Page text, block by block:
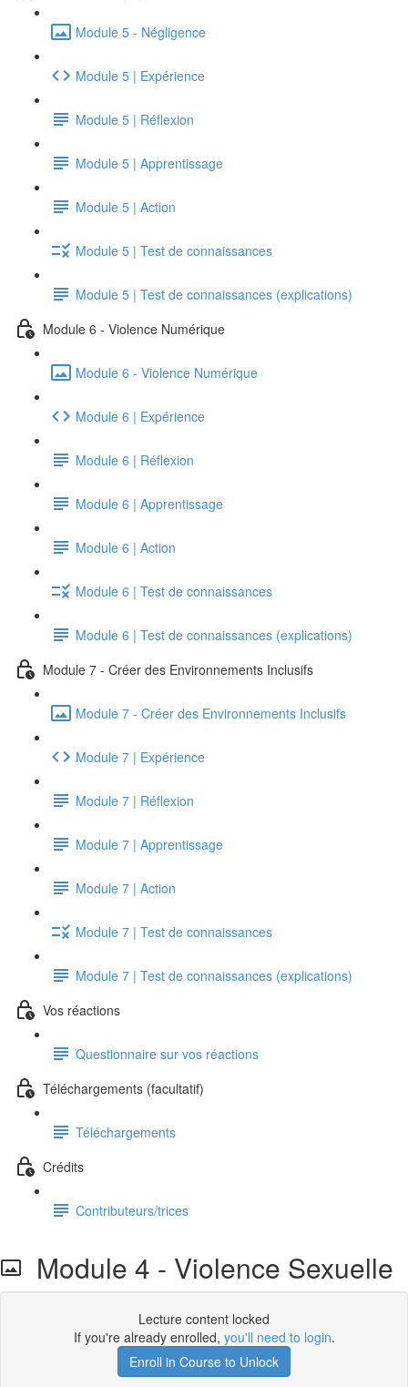
Module 5 - Négligence
Module 5 | Expérience
Module 5 | Réflexion
Module 5 | Apprentissage
Module 5 | Action
Module 5 | Test de connaissances
Module 5 | Test de connaissances (explications)
Module 6 - Violence Numérique
Module 6 - Violence Numérique
Module 6 | Expérience
Module 6 | Réflexion
Module 6 | Apprentissage
Module 6 | Action
Module 6 | Test de connaissances
Module 6 | Test de connaissances (explications)
Module 7 - Créer des Environnements Inclusifs
Module 7 - Créer des Environnements Inclusifs
Module 7 | Expérience
Module 7 | Réflexion
Module 7 | Apprentissage
Module 7 | Action
Module 7 | Test de connaissances
Module 7 | Test de connaissances (explications)
Vos réactions
Questionnaire sur vos réactions
Téléchargements (facultatif)
Téléchargements
Crédits
Contributeurs/trices
Module 4 - Violence Sexuelle
Lecture content locked
If you're already enrolled, you'll need to login.
Enroll in Course to Unlock